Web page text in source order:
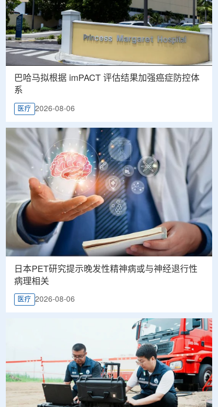
巴哈马拟根据 imPACT 评估结果加强癌症防控体
系
医疗 2026-08-06
日本PET研究提示晚发性精神病或与神经退行性
病理相关
医疗 2026-08-06